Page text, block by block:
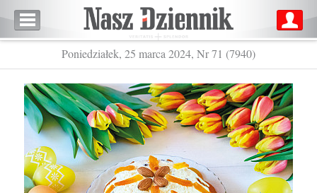
Poniedziałek, 25 marca 2024, Nr 71 (7940)